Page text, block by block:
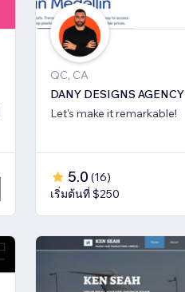
QC, CA
DANY DESIGNS AGENCY
Let's make it remarkable!
5.0 (16)
เริ่มต้นที่ $250